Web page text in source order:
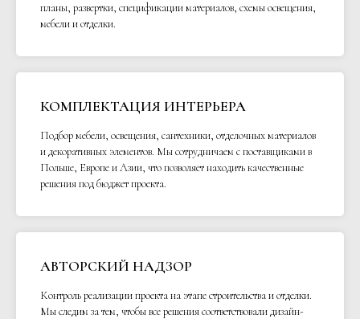
планы, развертки, спецификации материалов, схемы освещения,
мебели и отделки.
КОМПЛЕКТАЦИЯ ИНТЕРЬЕРА
Подбор мебели, освещения, сантехники, отделочных материалов
и декоративных элементов. Мы сотрудничаем с поставщиками в
Польше, Европе и Азии, что позволяет находить качественные
решения под бюджет проекта.
АВТОРСКИЙ НАДЗОР
Контроль реализации проекта на этапе строительства и отделки.
Мы следим за тем, чтобы все решения соответствовали дизайн-